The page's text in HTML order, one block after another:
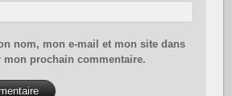
nom, mon e-mail et mon site dans
mon prochain commentaire.